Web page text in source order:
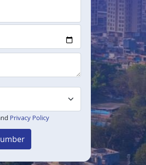
Privacy Policy